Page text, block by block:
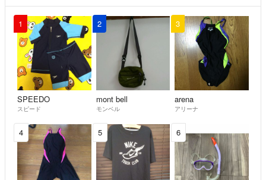
1
SPEEDO
スピード
2
mont bell
モンベル
3
arena
アリーナ
4 5 6